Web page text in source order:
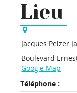
Lieu
Jacques Pelzer
Boulevard
Google Map
Téléphone :